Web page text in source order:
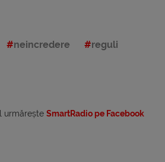
neincredere
reguli
urmărește SmartRadio pe Facebook